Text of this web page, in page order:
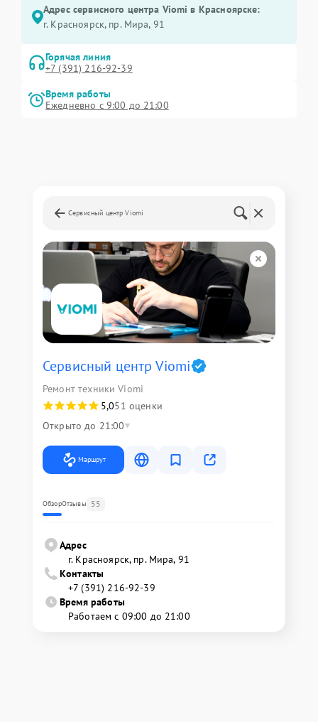
Адрес сервисного центра Viomi в Красноярске:
г. Красноярск, ​пр. Мира, 91
Горячая линия
+7 (391) 216-92-39
Время работы
Ежедневно с 9:00 до 21:00
Сервисный центр Viomi
Сервисный центр Viomi
Ремонт техники Viomi
5,051 оценки
Открыто до 21:00
Маршрут
ОбзорОтзывы 55
Адрес
г. Красноярск, ​пр. Мира, 91
Контакты
+7 (391) 216-92-39
Время работы
Работаем с 09:00 до 21:00